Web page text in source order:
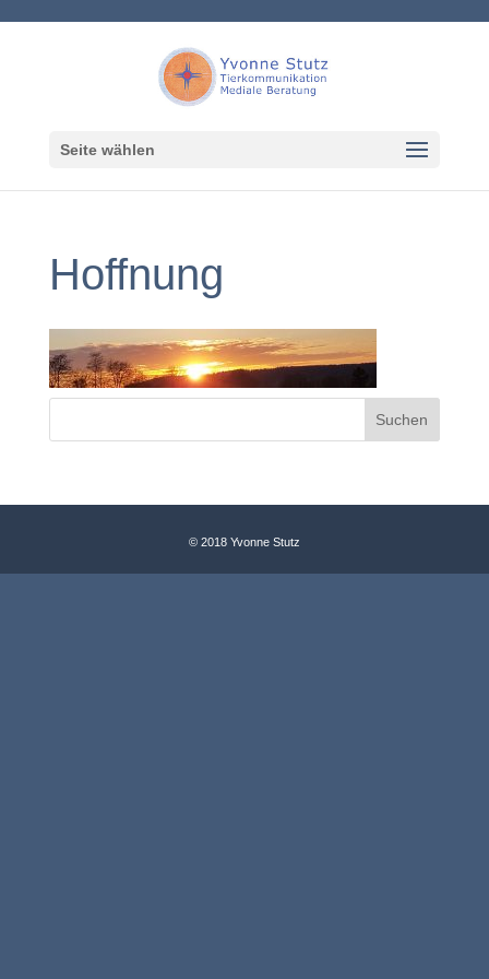
Seite wählen
Hoffnung
© 2018 Yvonne Stutz